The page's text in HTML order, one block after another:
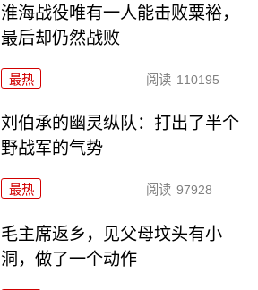
淮海战役唯有一人能击败粟裕，
最后却仍然战败
最热 阅读 110195
刘伯承的幽灵纵队：打出了半个
野战军的气势
最热 阅读 97928
毛主席返乡，见父母坟头有小
洞，做了一个动作